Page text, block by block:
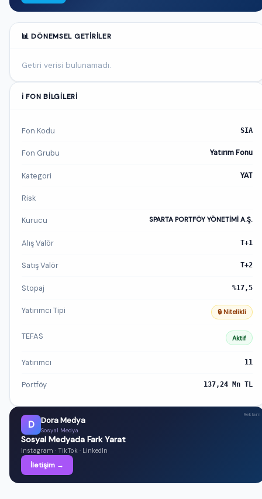
📊 DÖNEMSEL GETIRILER
Getiri verisi bulunamadı.
ℹ️ FON BILGILERI
Fon Kodu SIA
Fon Grubu Yatırım Fonu
Kategori YAT
Risk
Kurucu SPARTA PORTFÖY YÖNETİMİ A.Ş.
Alış Valör T+1
Satış Valör T+2
Stopaj %17,5
Yatırımcı Tipi 🔒 Nitelikli
TEFAS Aktif
Yatırımcı 11
Portföy 137,24 Mn TL
D Dora Medya
Sosyal Medya
Sosyal Medyada Fark Yarat
Instagram · TikTok · LinkedIn
İletişim →
Reklam